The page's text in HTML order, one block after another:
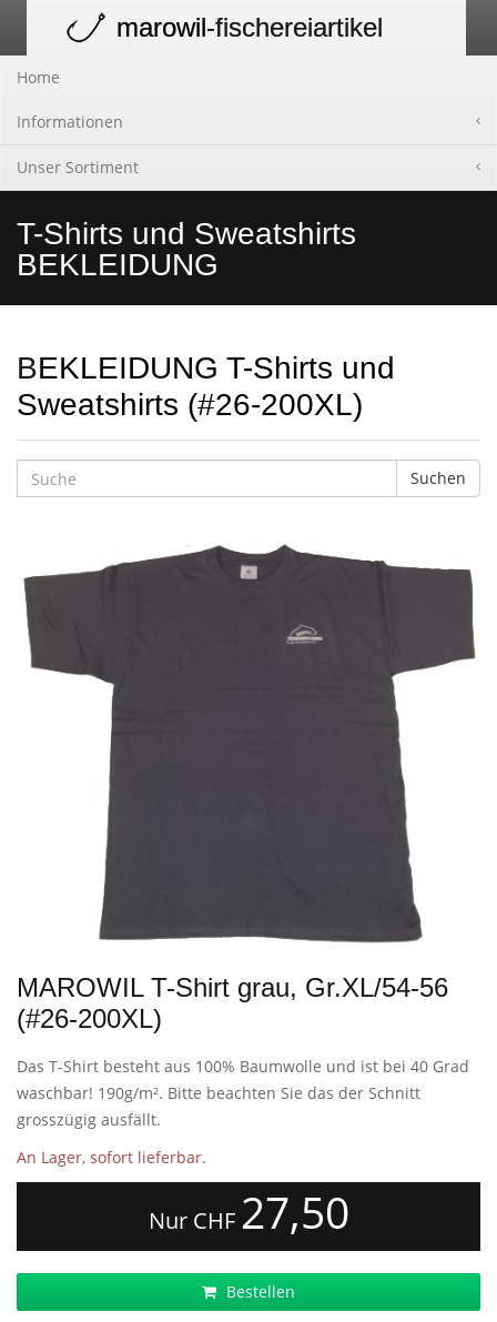
navigation
marowil-fischereiartikel
Home
Informationen
Unser Sortiment
T-Shirts und Sweatshirts
BEKLEIDUNG
BEKLEIDUNG T-Shirts und
Sweatshirts (#26-200XL)
Suchen
MAROWIL T-Shirt grau, Gr.XL/54-56
(#26-200XL)
Das T-Shirt besteht aus 100% Baumwolle und ist bei 40 Grad
waschbar! 190g/m². Bitte beachten Sie das der Schnitt
grosszügig ausfällt.
An Lager, sofort lieferbar.
Nur CHF 27,50
Bestellen